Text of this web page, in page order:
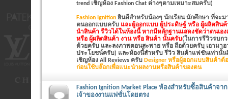
trend เชิญห้อง Fashion Chat ต่างๆตามเหมาะสมครับ)
Fashion Ignitionยินดีสำหรับน้องๆ นักเรียน นักศึกษา ที่จะม
ตนออกแบบครับ และผู้ออกแบบ ผู้ประดิษฐ์ หรือ ผู้ผลิตสินค้า
นำสินค้า รีวิวได้ในห้องนี้ หากมีหลักฐานแสดงชัดว่าตนเอ
หรือ ผู้ผลิตสินค้า งาน หรือ สินค้า นั้นครับ(ในการรีวิวรบก
ด้วยครับ และลงภาพตอนสะพาย หรือ ถือด้วยครับ เอามาอ
ประโยชน์ครับ) และห้องนี้สำหรับ รีวิว สินค้าแฟชั่นเท่านั้
เชิญห้อง All Reviews ครับ Designer หรือผู้ออกแบบสินค้า
ก่อนใช้บล๊อกเพื่อแนะนำผลงานหรือสินค้าของตน
Fashion Ignition Market Place ห้องสำหรับซื้อสินค้าจา
เจ้าของงานแฟชั่นโดยตรง